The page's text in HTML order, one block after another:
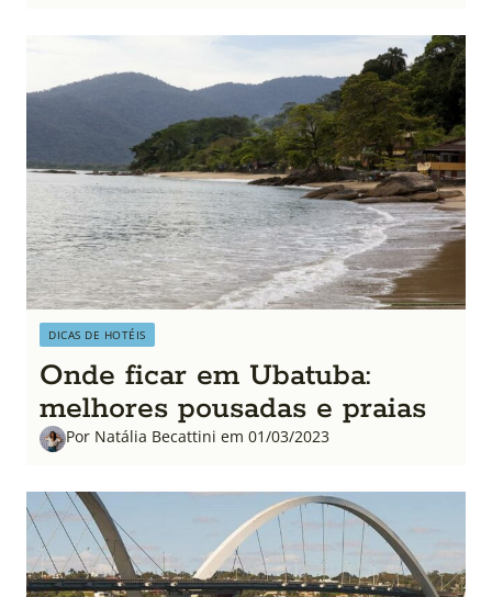
DICAS DE HOTÉIS
Onde ficar em Ubatuba:
melhores pousadas e praias
Por Natália Becattini em 01/03/2023